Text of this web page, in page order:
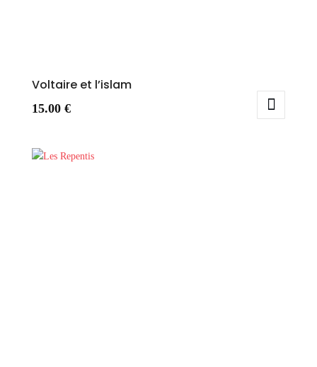
Voltaire et l’islam
15.00 €